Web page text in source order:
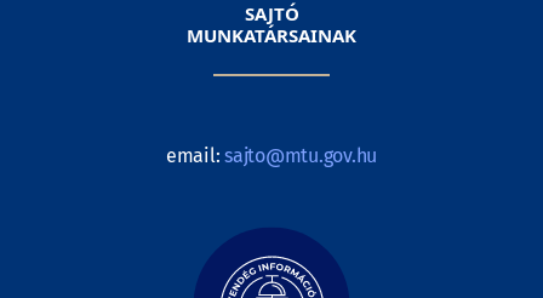
SAJTÓ
MUNKATÁRSAINAK
email: sajto@mtu.gov.hu